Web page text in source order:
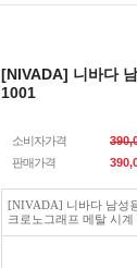
[NIVADA] 니바다
1001
소비자가격
판매가격
[NIVADA] 니바다 남성
크로노그래프 메탈 시계